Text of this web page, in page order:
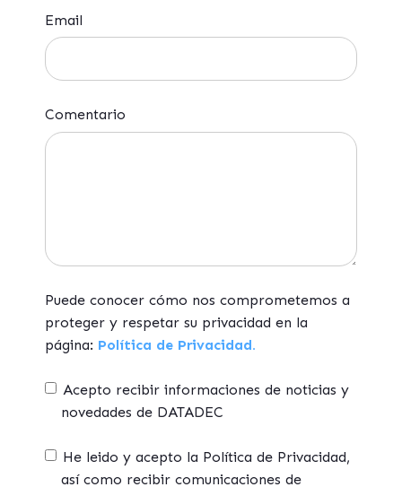
Email
Comentario
Puede conocer cómo nos comprometemos a
proteger y respetar su privacidad en la
página: Política de Privacidad.
Acepto recibir informaciones de noticias y
novedades de DATADEC
He leido y acepto la Política de Privacidad,
así como recibir comunicaciones de